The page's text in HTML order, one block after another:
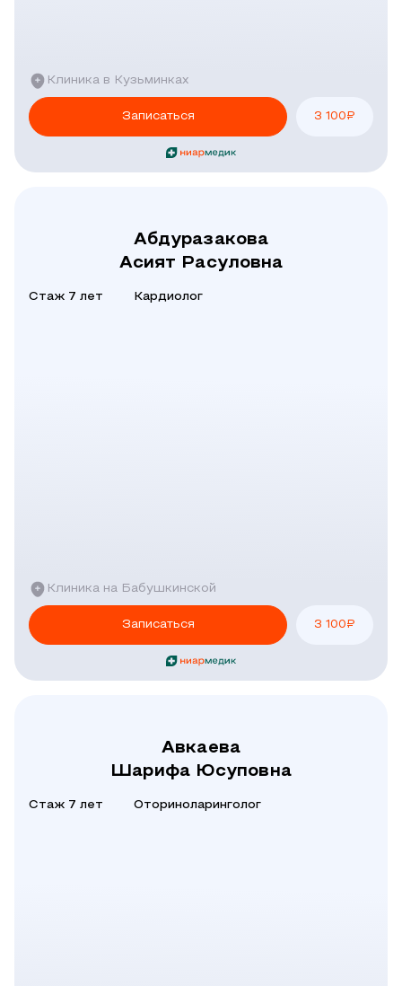
Клиника в Кузьминках
Записаться 3 100₽
Абдуразакова
Асият Расуловна
Стаж 7 лет Кардиолог
Клиника на Бабушкинской
Записаться 3 100₽
Авкаева
Шарифа Юсуповна
Стаж 7 лет Оториноларинголог